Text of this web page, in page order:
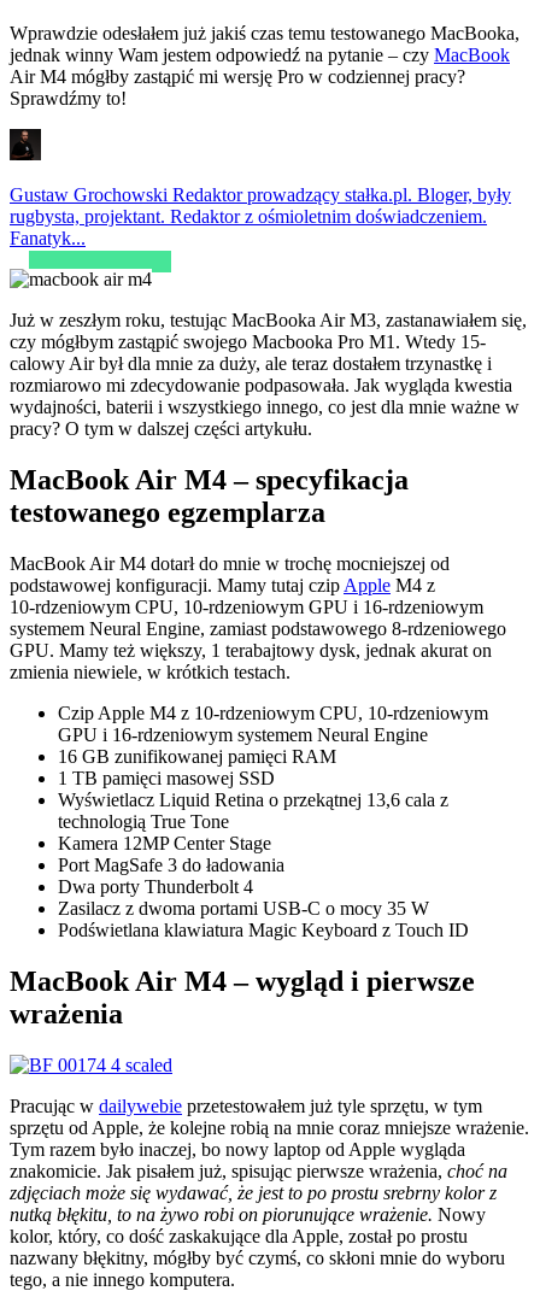
Wprawdzie odesłałem już jakiś czas temu testowanego MacBooka,
jednak winny Wam jestem odpowiedź na pytanie – czy MacBook
Air M4 mógłby zastąpić mi wersję Pro w codziennej pracy?
Sprawdźmy to!
Gustaw Grochowski Redaktor prowadzący stałka.pl. Bloger, były
rugbysta, projektant. Redaktor z ośmioletnim doświadczeniem.
Fanatyk...
Już w zeszłym roku, testując MacBooka Air M3, zastanawiałem się,
czy mógłbym zastąpić swojego Macbooka Pro M1. Wtedy 15-
calowy Air był dla mnie za duży, ale teraz dostałem trzynastkę i
rozmiarowo mi zdecydowanie podpasowała. Jak wygląda kwestia
wydajności, baterii i wszystkiego innego, co jest dla mnie ważne w
pracy? O tym w dalszej części artykułu.
MacBook Air M4 – specyfikacja
testowanego egzemplarza
MacBook Air M4 dotarł do mnie w trochę mocniejszej od
podstawowej konfiguracji. Mamy tutaj czip Apple M4 z
10‑rdzeniowym CPU, 10‑rdzeniowym GPU i 16‑rdzeniowym
systemem Neural Engine, zamiast podstawowego 8-rdzeniowego
GPU. Mamy też większy, 1 terabajtowy dysk, jednak akurat on
zmienia niewiele, w krótkich testach.
Czip Apple M4 z 10‑rdzeniowym CPU, 10‑rdzeniowym
GPU i 16‑rdzeniowym systemem Neural Engine
16 GB zunifikowanej pamięci RAM
1 TB pamięci masowej SSD
Wyświetlacz Liquid Retina o przekątnej 13,6 cala z
technologią True Tone
Kamera 12MP Center Stage
Port MagSafe 3 do ładowania
Dwa porty Thunderbolt 4
Zasilacz z dwoma portami USB-C o mocy 35 W
Podświetlana klawiatura Magic Keyboard z Touch ID
MacBook Air M4 – wygląd i pierwsze
wrażenia
Pracując w dailywebie przetestowałem już tyle sprzętu, w tym
sprzętu od Apple, że kolejne robią na mnie coraz mniejsze wrażenie.
Tym razem było inaczej, bo nowy laptop od Apple wygląda
znakomicie. Jak pisałem już, spisując pierwsze wrażenia, choć na
zdjęciach może się wydawać, że jest to po prostu srebrny kolor z
nutką błękitu, to na żywo robi on piorunujące wrażenie. Nowy
kolor, który, co dość zaskakujące dla Apple, został po prostu
nazwany błękitny, mógłby być czymś, co skłoni mnie do wyboru
tego, a nie innego komputera.